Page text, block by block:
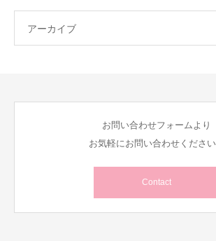
アーカイブ
お問い合わせフォームより
お気軽にお問い合わせください
Contact